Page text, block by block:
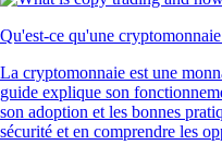
Qu'est-ce qu'une
La cryptomonnaie est une
guide explique son
son adoption et les bonnes
sécurité et en comprendre les